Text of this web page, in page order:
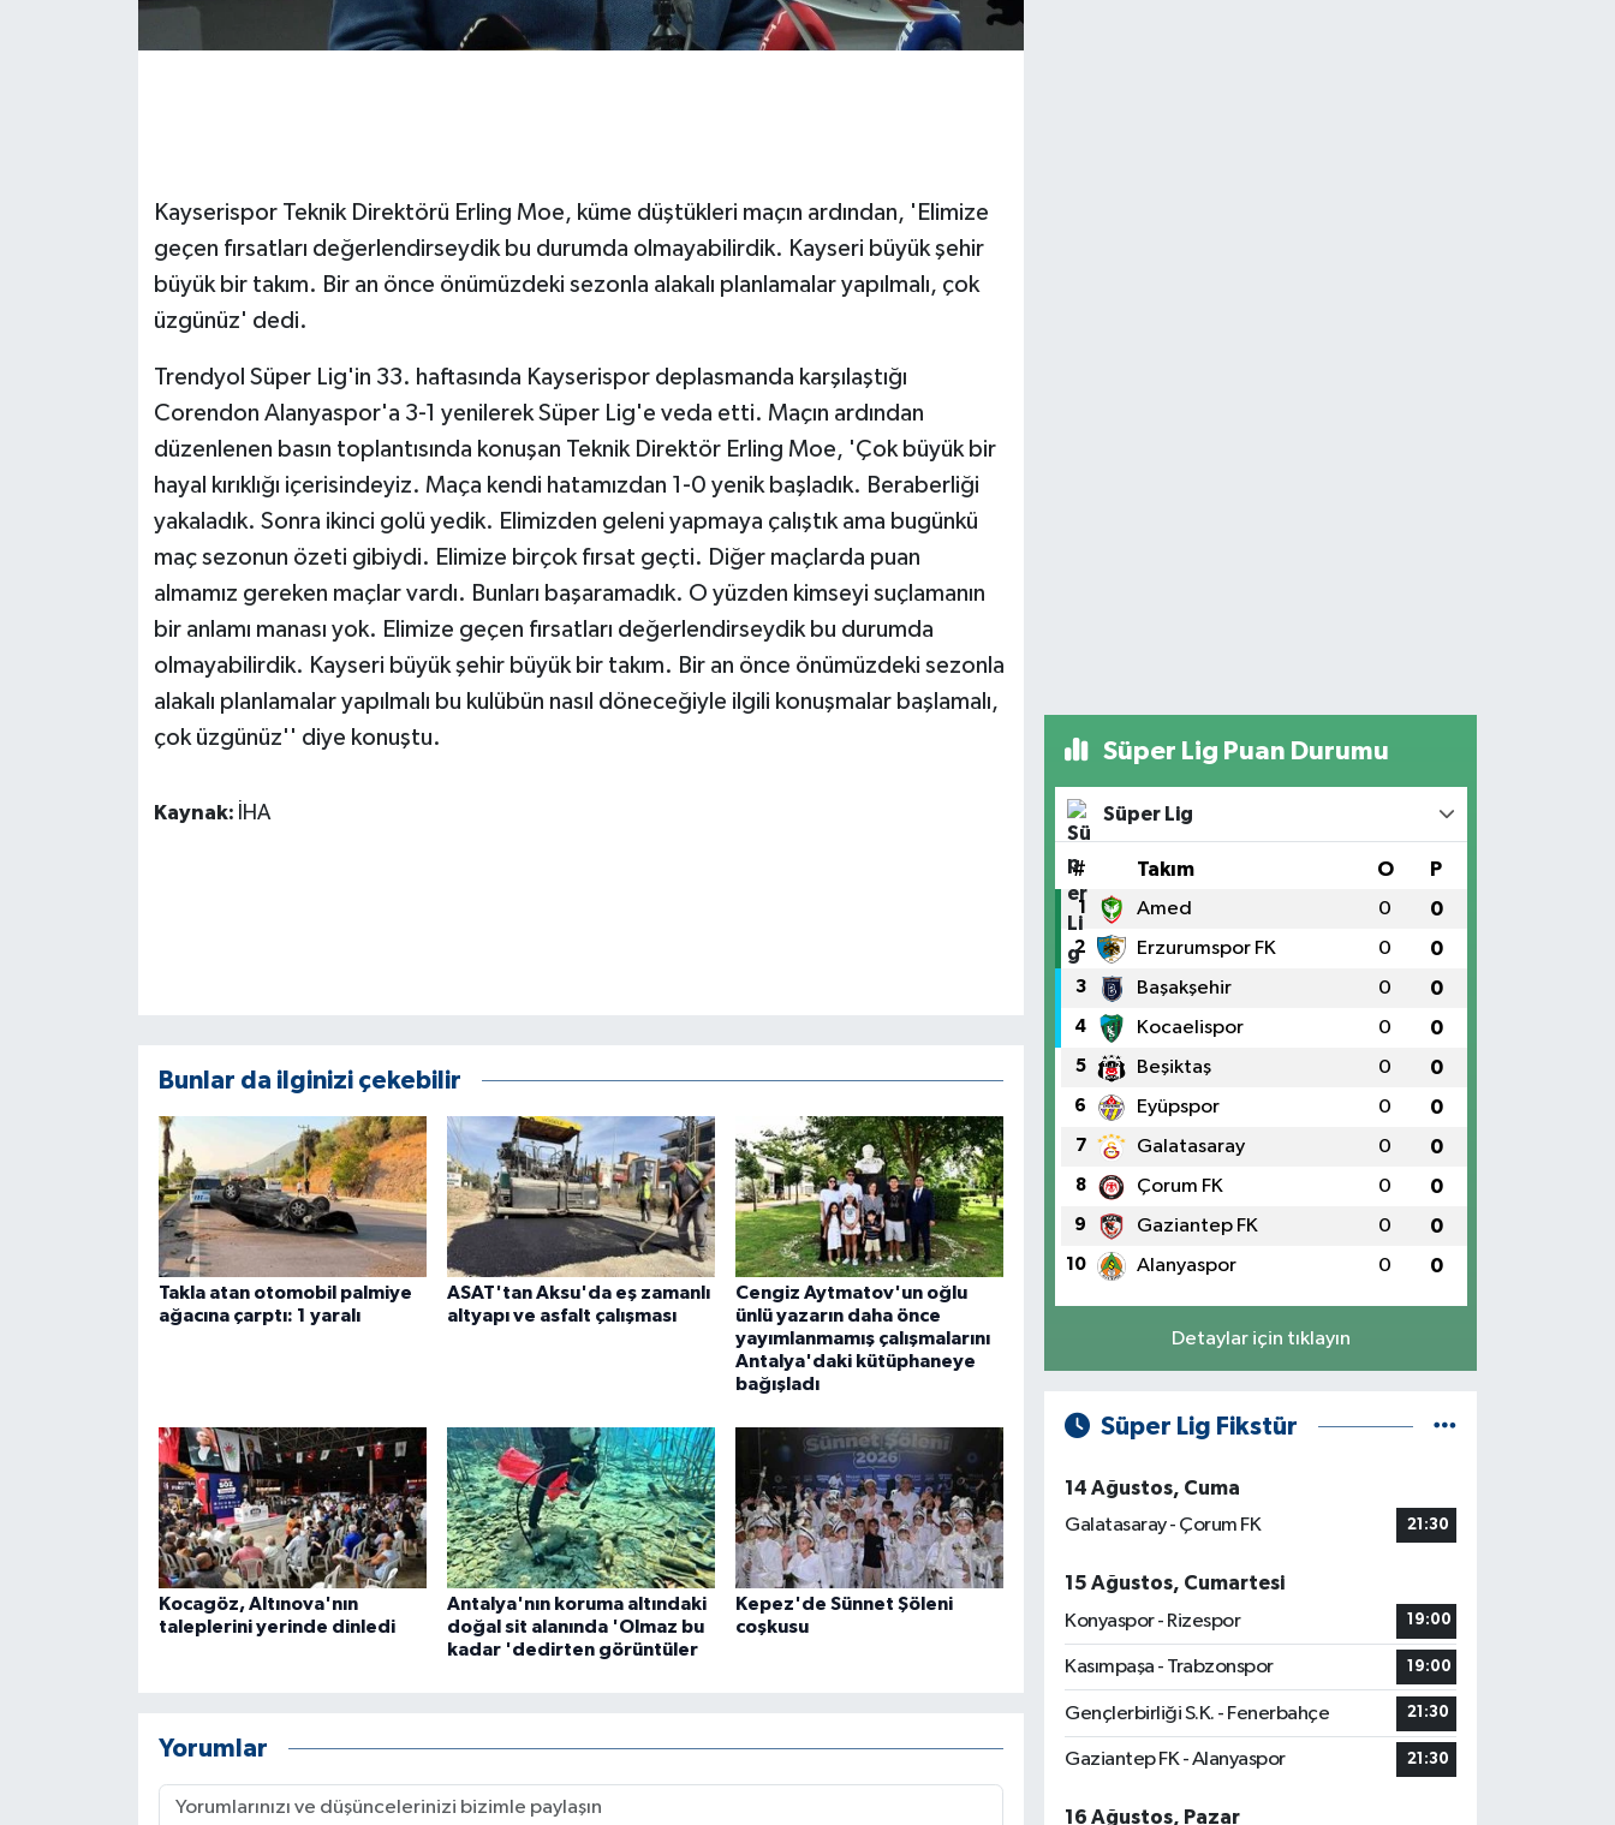
Kayserispor Teknik Direktörü Erling Moe, küme düştükleri maçın ardından, 'Elimize
geçen fırsatları değerlendirseydik bu durumda olmayabilirdik. Kayseri büyük şehir
büyük bir takım. Bir an önce önümüzdeki sezonla alakalı planlamalar yapılmalı, çok
üzgünüz' dedi.
Trendyol Süper Lig'in 33. haftasında Kayserispor deplasmanda karşılaştığı
Corendon Alanyaspor'a 3-1 yenilerek Süper Lig'e veda etti. Maçın ardından
düzenlenen basın toplantısında konuşan Teknik Direktör Erling Moe, 'Çok büyük bir
hayal kırıklığı içerisindeyiz. Maça kendi hatamızdan 1-0 yenik başladık. Beraberliği
yakaladık. Sonra ikinci golü yedik. Elimizden geleni yapmaya çalıştık ama bugünkü
maç sezonun özeti gibiydi. Elimize birçok fırsat geçti. Diğer maçlarda puan
almamız gereken maçlar vardı. Bunları başaramadık. O yüzden kimseyi suçlamanın
bir anlamı manası yok. Elimize geçen fırsatları değerlendirseydik bu durumda
olmayabilirdik. Kayseri büyük şehir büyük bir takım. Bir an önce önümüzdeki sezonla
alakalı planlamalar yapılmalı bu kulübün nasıl döneceğiyle ilgili konuşmalar başlamalı,
çok üzgünüz'' diye konuştu.
Kaynak: İHA
Bunlar da ilginizi çekebilir
Takla atan otomobil palmiye
ağacına çarptı: 1 yaralı
ASAT'tan Aksu'da eş zamanlı
altyapı ve asfalt çalışması
Cengiz Aytmatov'un oğlu
ünlü yazarın daha önce
yayımlanmamış çalışmalarını
Antalya'daki kütüphaneye
bağışladı
Kocagöz, Altınova'nın
taleplerini yerinde dinledi
Antalya'nın koruma altındaki
doğal sit alanında 'Olmaz bu
kadar 'dedirten görüntüler
Kepez'de Sünnet Şöleni
coşkusu
Yorumlar
Süper Lig Puan Durumu
Süper Lig
# Takım O P
1 Amed 0 0
2 Erzurumspor FK 0 0
3 Başakşehir 0 0
4 Kocaelispor 0 0
5 Beşiktaş 0 0
6 Eyüpspor 0 0
7 Galatasaray 0 0
8 Çorum FK 0 0
9 Gaziantep FK 0 0
10 Alanyaspor 0 0
Detaylar için tıklayın
Süper Lig Fikstür
14 Ağustos, Cuma
Galatasaray - Çorum FK
21:30
15 Ağustos, Cumartesi
Konyaspor - Rizespor
19:00
Kasımpaşa - Trabzonspor 19:00
Gençlerbirliği S.K. - Fenerbahçe 21:30
Gaziantep FK - Alanyaspor 21:30
16 Ağustos, Pazar
HABERDE İNSAN
Jandarma
MAGAZİN
Otomobil
POLİTİKA
Yerel Haberler